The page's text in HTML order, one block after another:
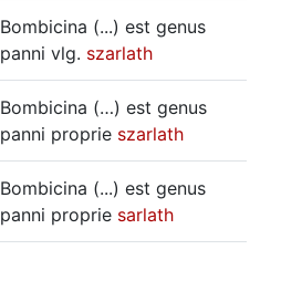
Bombicina (...) est genus
panni vlg. szarlath
Bombicina (…) est genus
panni proprie szarlath
Bombicina (...) est genus
panni proprie sarlath